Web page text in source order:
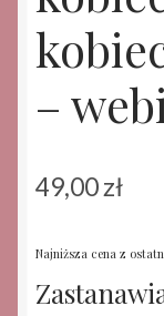
–
49,00zł
Najniższa cena z